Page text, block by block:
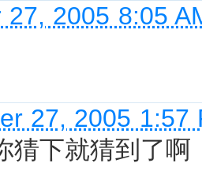
27, 2005 8:05
27, 2005 1:57
猜下就猜到了啊